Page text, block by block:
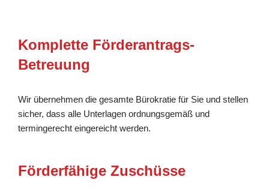
Komplette Förderantrags-
Betreuung
Wir übernehmen die gesamte Bürokratie für Sie und stellen
sicher, dass alle Unterlagen ordnungsgemäß und
termingerecht eingereicht werden.
Förderfähige Zuschüsse